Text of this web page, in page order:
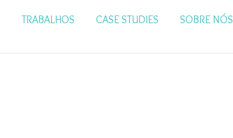
TRABALHOS CASE STUDIES SOBRE NÓS